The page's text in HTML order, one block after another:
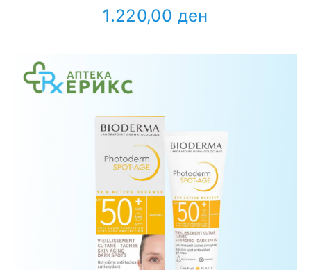
Здравствени проблеми
Медицински апрати
1.220,00 ден